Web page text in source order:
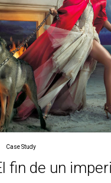
Case Study
fin de un